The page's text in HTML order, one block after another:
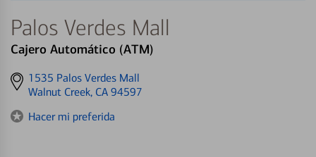
Palos Verdes Mall
Cajero Automático (ATM)
Get
directions
1535 Palos Verdes Mall
Walnut Creek, CA 94597
Hacer mi preferida